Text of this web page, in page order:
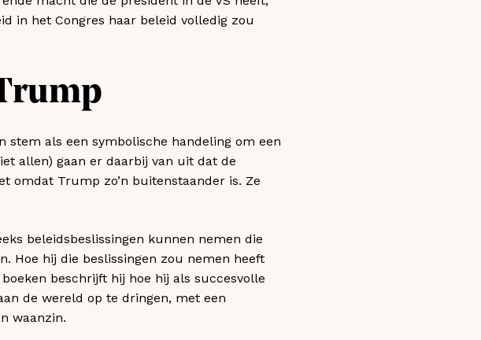
in het Congres haar beleid volledig zou
stem als een symbolische handeling om een
allen) gaan er daarbij van uit dat de
omdat Trump zo’n buitenstaander is. Ze
beleidsbeslissingen kunnen nemen die
Hoe hij die beslissingen zou nemen heeft
beschrijft hij hoe hij als succesvolle
de wereld op te dringen, met een
waanzin.